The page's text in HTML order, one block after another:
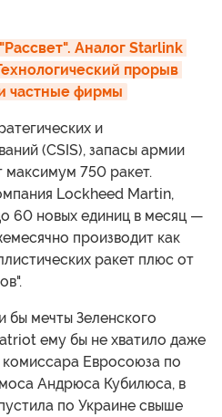
Аналог Starlink
прорыв
частные фирмы
и
(CSIS), запасы армии
750 ракет.
Lockheed Martin,
60 новых единиц в месяц —
производит как
ракет плюс от
бы мечты Зеленского
ему бы не хватило даже
Евросоюза по
Андрюса Кубилюса, в
по Украине свыше